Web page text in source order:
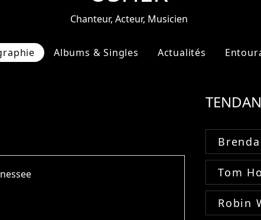
Chanteur, Acteur, Musicien
Albums & Singles Actualités
Tom
Robin